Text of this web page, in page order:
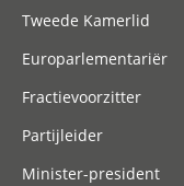
Tweede Kamerlid
Europarlementariër
Fractievoorzitter
Partijleider
Minister-president